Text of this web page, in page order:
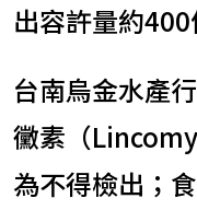
出容許量約400
台南烏金水產
黴素（
為不得檢出；